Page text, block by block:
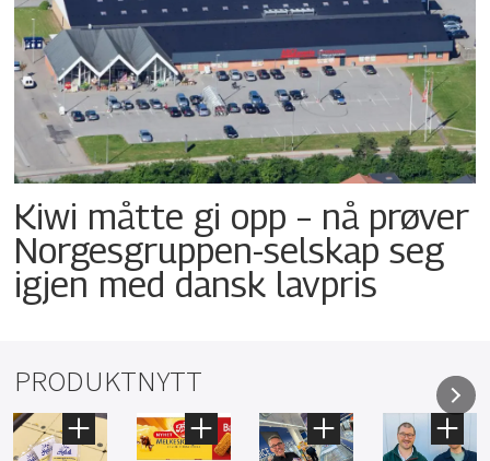
Kiwi måtte gi opp – nå prøver
Norgesgruppen-selskap seg
igjen med dansk lavpris
PRODUKTNYTT